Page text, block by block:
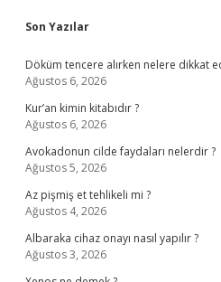
Sidebar
Son Yazılar
Döküm tencere alırken nelere dikkat
Ağustos 6, 2026
Kur’an kimin kitabıdır ?
Ağustos 6, 2026
Avokadonun cilde faydaları nelerdir ?
Ağustos 5, 2026
Az pişmiş et tehlikeli mi ?
Ağustos 4, 2026
Albaraka cihaz onayı nasıl yapılır ?
Ağustos 3, 2026